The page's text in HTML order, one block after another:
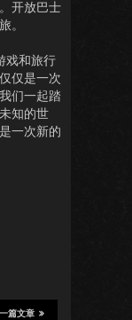
开放巴士
。
戏和旅行
仅是一次
们一起踏
知的世
一次新的
篇文章